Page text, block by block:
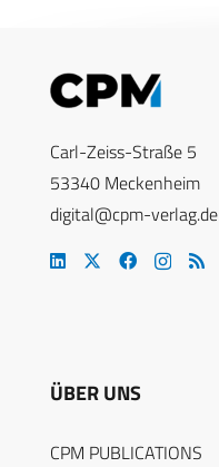
Carl-Zeiss-Straße 5
53340 Meckenheim
digital@cpm-verlag.de
ÜBER UNS
CPM PUBLICATIONS